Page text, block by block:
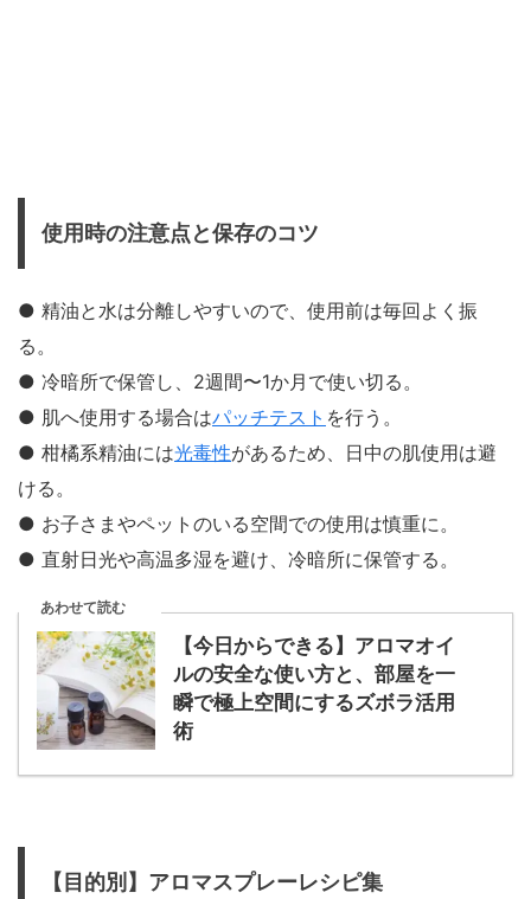
使用時の注意点と保存のコツ
● 精油と水は分離しやすいので、使用前は毎回よく振
る。
● 冷暗所で保管し、2週間〜1か月で使い切る。
● 肌へ使用する場合はパッチテスト を行う。
● 柑橘系精油には光毒性があるため、日中の肌使用は避
ける。
● お子さまやペットのいる空間での使用は慎重に。
● 直射日光や高温多湿を避け、冷暗所に保管する。
あわせて読む
【今日からできる】アロマオイ
ルの安全な使い方と、部屋を一
瞬で極上空間にするズボラ活用
術
【目的別】アロマスプレーレシピ集